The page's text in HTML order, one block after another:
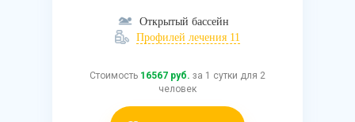
Открытый бассейн
Профилей лечения 11
Стоимость 16567 руб. за 1 сутки для 2
человек